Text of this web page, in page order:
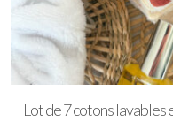
Lot de 7 cotons lavables